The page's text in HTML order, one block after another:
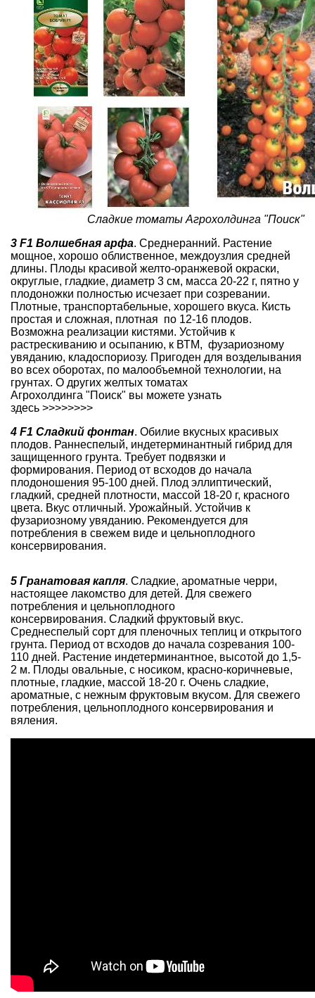
Сладкие томаты Агрохолдинга "Поиск"
3 F1 Волшебная арфа. Среднеранний. Растение
мощное, хорошо облиственное, междоузлия средней
длины. Плоды красивой желто-оранжевой окраски,
округлые, гладкие, диаметр 3 см, масса 20-22 г, пятно у
плодоножки полностью исчезает при созревании.
Плотные, транспортабельные, хорошего вкуса. Кисть
простая и сложная, плотная по 12-16 плодов.
Возможна реализации кистями. Устойчив к
растрескиванию и осыпанию, к ВТМ, фузариозному
увяданию, кладоспориозу. Пригоден для возделывания
во всех оборотах, по малообъемной технологии, на
грунтах. О других желтых томатах
Агрохолдинга "Поиск" вы можете узнать
здесь >>>>>>>>
4 F1 Сладкий фонтан. Обилие вкусных красивых
плодов. Раннеспелый, индетерминантный гибрид для
защищенного грунта. Требует подвязки и
формирования. Период от всходов до начала
плодоношения 95-100 дней. Плод эллиптический,
гладкий, средней плотности, массой 18-20 г, красного
цвета. Вкус отличный. Урожайный. Устойчив к
фузариозному увяданию. Рекомендуется для
потребления в свежем виде и цельноплодного
консервирования.
5 Гранатовая капля. Сладкие, ароматные черри,
настоящее лакомство для детей. Для свежего
потребления и цельноплодного
консервирования. Сладкий фруктовый вкус.
Среднеспелый сорт для пленочных теплиц и открытого
грунта. Период от всходов до начала созревания 100-
110 дней. Растение индетерминантное, высотой до 1,5-
2 м. Плоды овальные, с носиком, красно-коричневые,
плотные, гладкие, массой 18-20 г. Очень сладкие,
ароматные, с нежным фруктовым вкусом. Для свежего
потребления, цельноплодного консервирования и
вяления.